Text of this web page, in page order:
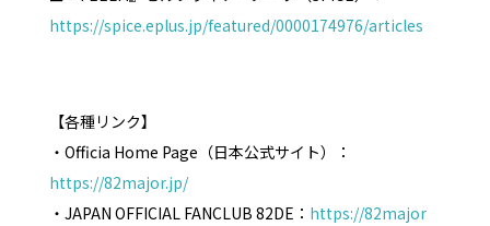
https://spice.eplus.jp/featured/0000174976/articles
【各種リンク】
・Officia Home Page（日本公式サイト）：
https://82major.jp/
・JAPAN OFFICIAL FANCLUB 82DE： https://82major